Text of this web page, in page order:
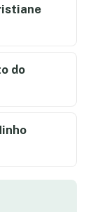
do